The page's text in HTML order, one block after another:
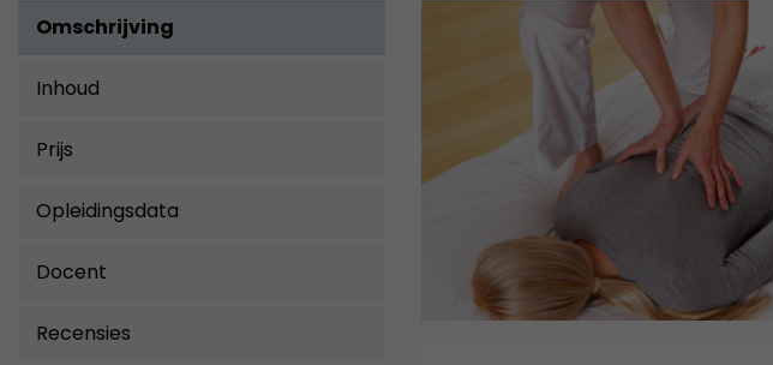
Omschrijving
Inhoud
Prijs
Opleidingsdata
Docent
Recensies